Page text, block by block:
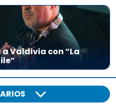
a Valdivia con “La